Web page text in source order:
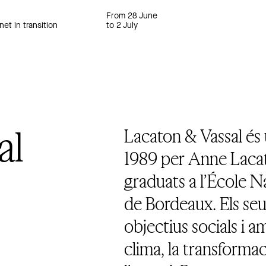
in transition
From 28 June
to 2 July
Lacaton & Vassal
1989 per Anne
graduats a l’École
de Bordeaux. Els
objectius socials i
clima, la